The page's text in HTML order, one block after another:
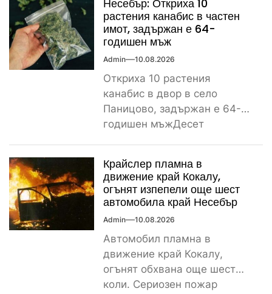
Несебър: Откриха 10
растения канабис в частен
имот, задържан е 64-
годишен мъж
Admin 10.08.2026
Откриха 10 растения
канабис в двор в село
Паницово, задържан е 64-
годишен мъжДесет
Крайслер пламна в
движение край Кокалу,
огънят изпепели още шест
автомобила край Несебър
Admin 10.08.2026
Автомобил пламна в
движение край Кокалу,
огънят обхвана още шест
коли. Сериозен пожар